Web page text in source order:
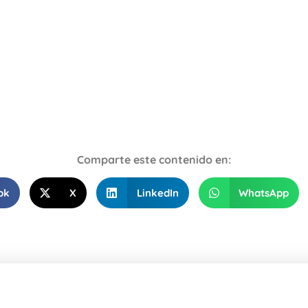
Comparte este contenido en:
X LinkedIn WhatsApp